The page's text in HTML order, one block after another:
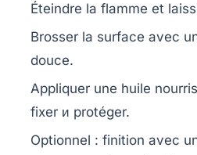
Éteindre la flamme et
Brosser la surface avec
douce.
Appliquer une huile
fixer и protéger.
Optionnel : finition avec